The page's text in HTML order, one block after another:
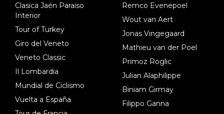
Clasica Jaén Paraiso
Interior
Tour of Turkey
Giro del Veneto
Veneto Classic
Il Lombardia
Mundial de Ciclismo
Vuelta a España
Remco Evenepoel
Wout van Aert
Jonas Vingegaard
Mathieu van der Poel
Primoz Roglic
Julian Alaphilippe
Biniam Girmay
Filippo Ganna